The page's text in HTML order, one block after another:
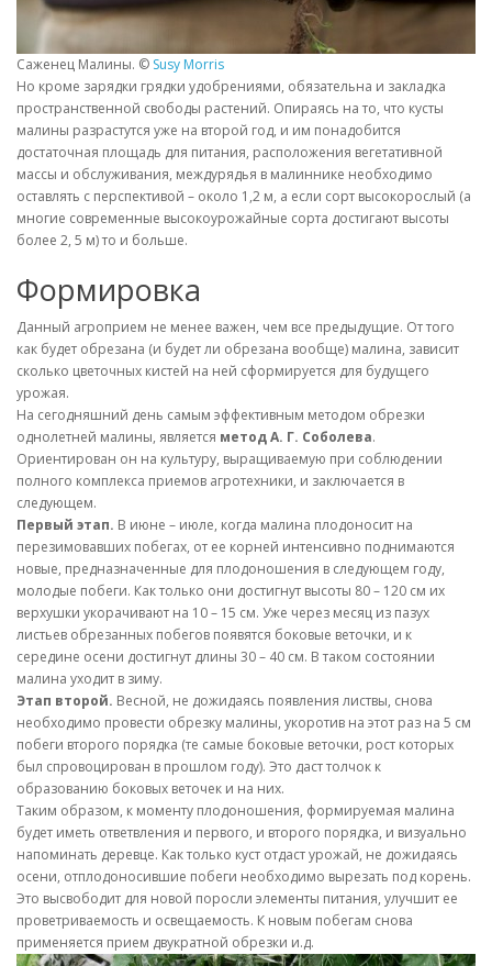
Саженец Малины. © Susy Morris
Но кроме зарядки грядки удобрениями, обязательна и закладка
пространственной свободы растений. Опираясь на то, что кусты
малины разрастутся уже на второй год, и им понадобится
достаточная площадь для питания, расположения вегетативной
массы и обслуживания, междурядья в малиннике необходимо
оставлять с перспективой – около 1,2 м, а если сорт высокорослый (а
многие современные высокоурожайные сорта достигают высоты
более 2, 5 м) то и больше.
Формировка
Данный агроприем не менее важен, чем все предыдущие. От того
как будет обрезана (и будет ли обрезана вообще) малина, зависит
сколько цветочных кистей на ней сформируется для будущего
урожая.
На сегодняшний день самым эффективным методом обрезки
однолетней малины, является метод А. Г. Соболева.
Ориентирован он на культуру, выращиваемую при соблюдении
полного комплекса приемов агротехники, и заключается в
следующем.
Первый этап. В июне – июле, когда малина плодоносит на
перезимовавших побегах, от ее корней интенсивно поднимаются
новые, предназначенные для плодоношения в следующем году,
молодые побеги. Как только они достигнут высоты 80 – 120 см их
верхушки укорачивают на 10 – 15 см. Уже через месяц из пазух
листьев обрезанных побегов появятся боковые веточки, и к
середине осени достигнут длины 30 – 40 см. В таком состоянии
малина уходит в зиму.
Этап второй. Весной, не дожидаясь появления листвы, снова
необходимо провести обрезку малины, укоротив на этот раз на 5 см
побеги второго порядка (те самые боковые веточки, рост которых
был спровоцирован в прошлом году). Это даст толчок к
образованию боковых веточек и на них.
Таким образом, к моменту плодоношения, формируемая малина
будет иметь ответвления и первого, и второго порядка, и визуально
напоминать деревце. Как только куст отдаст урожай, не дожидаясь
осени, отплодоносившие побеги необходимо вырезать под корень.
Это высвободит для новой поросли элементы питания, улучшит ее
проветриваемость и освещаемость. К новым побегам снова
применяется прием двукратной обрезки и.д.